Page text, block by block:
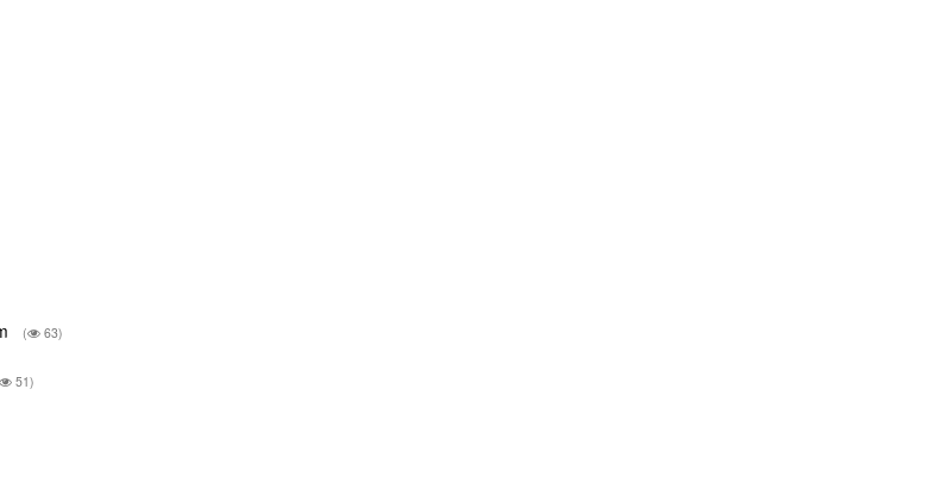
( 63)
51)